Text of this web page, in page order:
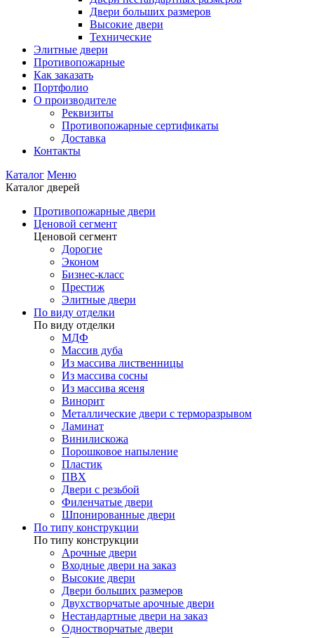
Двери больших размеров
Высокие двери
Технические
Элитные двери
Противопожарные
Как заказать
Портфолио
О производителе
Реквизиты
Противопожарные сертификаты
Доставка
Контакты
Каталог Меню
Каталог дверей
Противопожарные двери
Ценовой сегмент
Ценовой сегмент
Дорогие
Эконом
Бизнес-класс
Престиж
Элитные двери
По виду отделки
По виду отделки
МДФ
Массив дуба
Из массива лиственницы
Из массива сосны
Из массива ясеня
Винорит
Металлические двери с терморазрывом
Ламинат
Винилискожа
Порошковое напыление
Пластик
ПВХ
Двери с резьбой
Филенчатые двери
Шпонированные двери
По типу конструкции
По типу конструкции
Арочные двери
Входные двери на заказ
Высокие двери
Двери больших размеров
Двухстворчатые арочные двери
Нестандартные двери на заказ
Одностворчатые двери